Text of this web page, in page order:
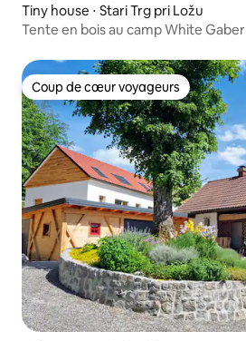
Tiny house ⋅ Stari Trg pri Ložu
Tente en bois au camp White Gaber
Coup de cœur voyageurs
Coup de cœur voyageurs